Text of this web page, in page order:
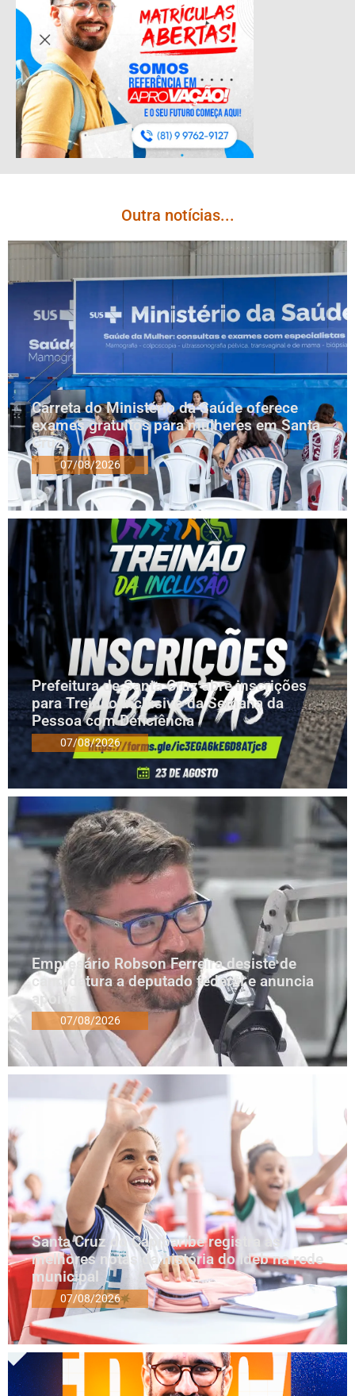
Outra notícias...
Carreta do Ministério da Saúde oferece
exames gratuitos para mulheres em Santa
Cruz
07/08/2026
Prefeitura de Santa Cruz abre inscrições
para Treinão Inclusivo da Semana da
Pessoa com Deficiência
07/08/2026
Empresário Robson Ferreira desiste de
candidatura a deputado federal e anuncia
apoios
07/08/2026
Santa Cruz do Capibaribe registra as
melhores notas da história do Ideb na rede
municipal
07/08/2026